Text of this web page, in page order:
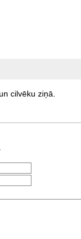
cilvēku ziņā.